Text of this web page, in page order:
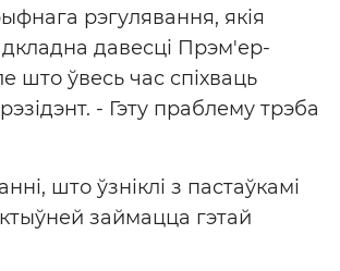
рэгулявання, якія
давесці Прэм'ер-
што ўвесь час спіхваць
- Гэту праблему трэба
што ўзніклі з пастаўкамі
займацца гэтай